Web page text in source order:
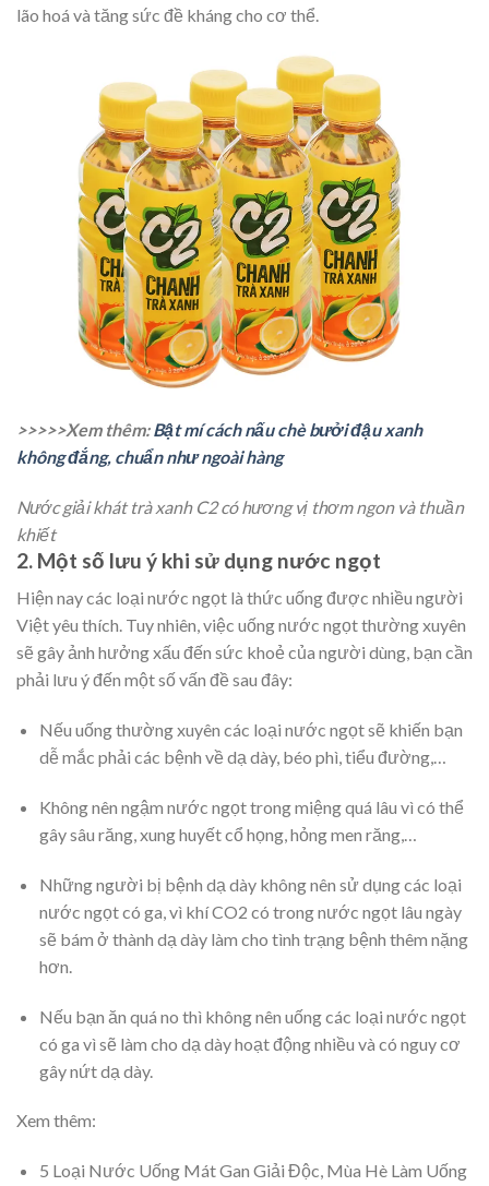
lão hoá và tăng sức đề kháng cho cơ thể.
>>>>>Xem thêm:Bật mí cách nấu chè bưởi đậu xanh
không đắng, chuẩn như ngoài hàng
Nước giải khát trà xanh C2 có hương vị thơm ngon và thuần
khiết
2. Một số lưu ý khi sử dụng nước ngọt
Hiện nay các loại nước ngọt là thức uống được nhiều người
Việt yêu thích. Tuy nhiên, việc uống nước ngọt thường xuyên
sẽ gây ảnh hưởng xấu đến sức khoẻ của người dùng, bạn cần
phải lưu ý đến một số vấn đề sau đây:
Nếu uống thường xuyên các loại nước ngọt sẽ khiến bạn
dễ mắc phải các bệnh về dạ dày, béo phì, tiểu đường,…
Không nên ngậm nước ngọt trong miệng quá lâu vì có thể
gây sâu răng, xung huyết cổ họng, hỏng men răng,…
Những người bị bệnh dạ dày không nên sử dụng các loại
nước ngọt có ga, vì khí CO2 có trong nước ngọt lâu ngày
sẽ bám ở thành dạ dày làm cho tình trạng bệnh thêm nặng
hơn.
Nếu bạn ăn quá no thì không nên uống các loại nước ngọt
có ga vì sẽ làm cho dạ dày hoạt động nhiều và có nguy cơ
gây nứt dạ dày.
Xem thêm:
5 Loại Nước Uống Mát Gan Giải Độc, Mùa Hè Làm Uống